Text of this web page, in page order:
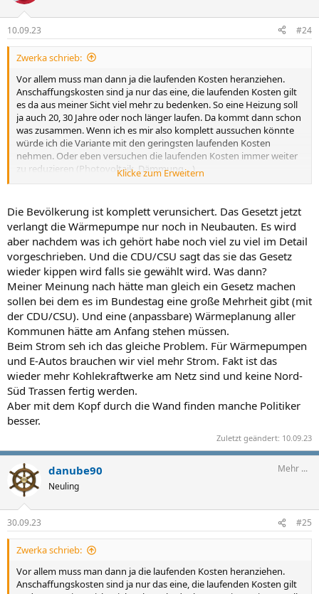
10.09.23 #24
Zwerka schrieb:
Vor allem muss man dann ja die laufenden Kosten heranziehen.
Anschaffungskosten sind ja nur das eine, die laufenden Kosten gilt
es da aus meiner Sicht viel mehr zu bedenken. So eine Heizung soll
ja auch 20, 30 Jahre oder noch länger laufen. Da kommt dann schon
was zusammen. Wenn ich es mir also komplett aussuchen könnte
würde ich die Variante mit den geringsten laufenden Kosten
nehmen. Oder eben versuchen die laufenden Kosten immer weiter
zu reduzieren (Photovoltaik, Dämmung,...)
nicht. Da nimmt man an überall ist alles gleich und es gibt die eine
Lösung für alle. Aber das spielt es eben so nicht. Dann geht man
auch noch her und verunsichert die Menschen. Da geraten dann
einige in Panik und kaufen schnell mal irgendwas. Entweder
irgendeine Wärmepumpe, weil die eben gerade noch lagernd war
oder sie lassen sich noch eine neue Therme oder Ölkessel einbauen.
Mit dem Vorgehen hat man sich keinen Gefallen getan.
Klicke zum Erweitern
Die Bevölkerung ist komplett verunsichert. Das Gesetzt jetzt
verlangt die Wärmepumpe nur noch in Neubauten. Es wird
aber nachdem was ich gehört habe noch viel zu viel im Detail
vorgeschrieben. Und die CDU/CSU sagt das sie das Gesetz
wieder kippen wird falls sie gewählt wird. Was dann?
Meiner Meinung nach hätte man gleich ein Gesetz machen
sollen bei dem es im Bundestag eine große Mehrheit gibt (mit
der CDU/CSU). Und eine (anpassbare) Wärmeplanung aller
Kommunen hätte am Anfang stehen müssen.
Beim Strom seh ich das gleiche Problem. Für Wärmepumpen
und E-Autos brauchen wir viel mehr Strom. Fakt ist das
wieder mehr Kohlekraftwerke am Netz sind und keine Nord-
Süd Trassen fertig werden.
Aber mit dem Kopf durch die Wand finden manche Politiker
besser.
Zuletzt geändert: 10.09.23
danube90
Neuling
Mehr ...
30.09.23 #25
Zwerka schrieb:
Vor allem muss man dann ja die laufenden Kosten heranziehen.
Anschaffungskosten sind ja nur das eine, die laufenden Kosten gilt